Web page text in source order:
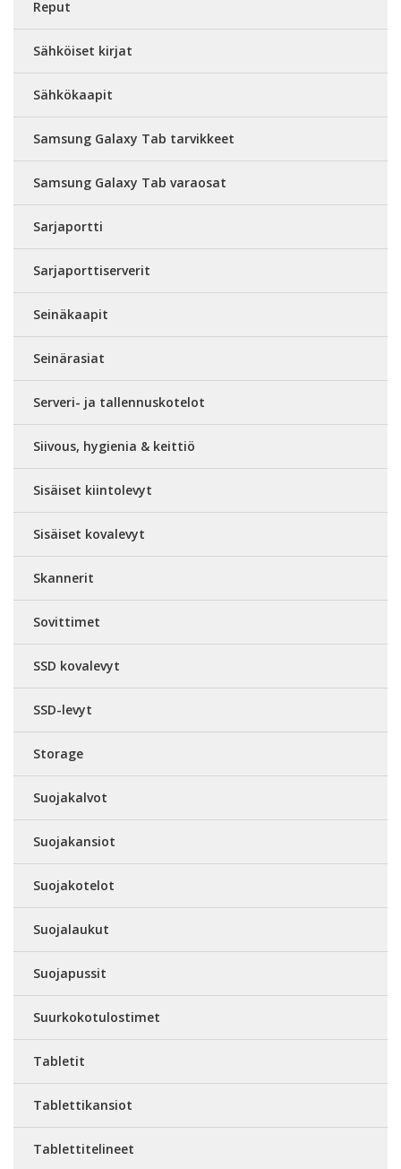
Reput
Sähköiset kirjat
Sähkökaapit
Samsung Galaxy Tab tarvikkeet
Samsung Galaxy Tab varaosat
Sarjaportti
Sarjaporttiserverit
Seinäkaapit
Seinärasiat
Serveri- ja tallennuskotelot
Siivous, hygienia & keittiö
Sisäiset kiintolevyt
Sisäiset kovalevyt
Skannerit
Sovittimet
SSD kovalevyt
SSD-levyt
Storage
Suojakalvot
Suojakansiot
Suojakotelot
Suojalaukut
Suojapussit
Suurkokotulostimet
Tabletit
Tablettikansiot
Tablettitelineet